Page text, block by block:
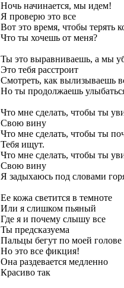
Ночь начинается, мы идем!
Я проверю это все
Вот это время, чтобы терять
Что ты хочешь от меня?
Ты это выравниваешь, а мы
Это тебя расстроит
Смотреть, как вылизываешь
Но ты продолжаешь
Что мне сделать, чтобы ты
Свою вину
Что мне сделать, чтобы ты
Тебя ищут.
Что мне сделать, чтобы ты
Свою вину
Я задыхаюсь под словами
Ее кожа светится в темноте
Или я слишком пьяный
Где я и почему слышу все
Ты предсказуема
Пальцы бегут по моей голове
Но это все фикция!
Она раздевается медленно
Красиво так